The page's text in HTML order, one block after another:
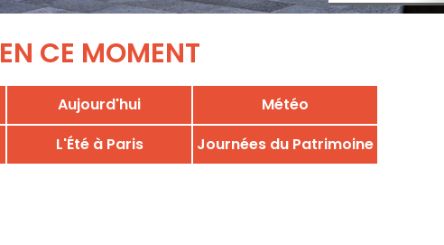
EN CE MOMENT
Aujourd'hui
Météo
L'Été à Paris Journées du Patrimoine